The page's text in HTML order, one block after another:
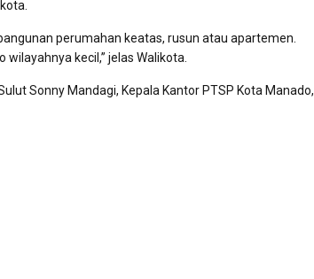
perumahan keatas, rusun atau apartemen.
kecil,” jelas Walikota.
Sonny Mandagi, Kepala Kantor PTSP Kota Manado,